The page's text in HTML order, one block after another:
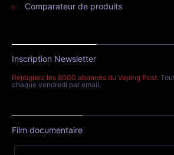
Comparateur de produits
Inscription Newsletter
Rejoignez les 8000 abonnés du Vaping Post.
chaque vendredi par email.
Film documentaire